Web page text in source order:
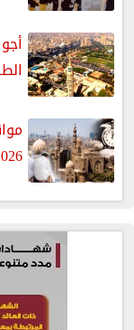
2026 بمحافظات